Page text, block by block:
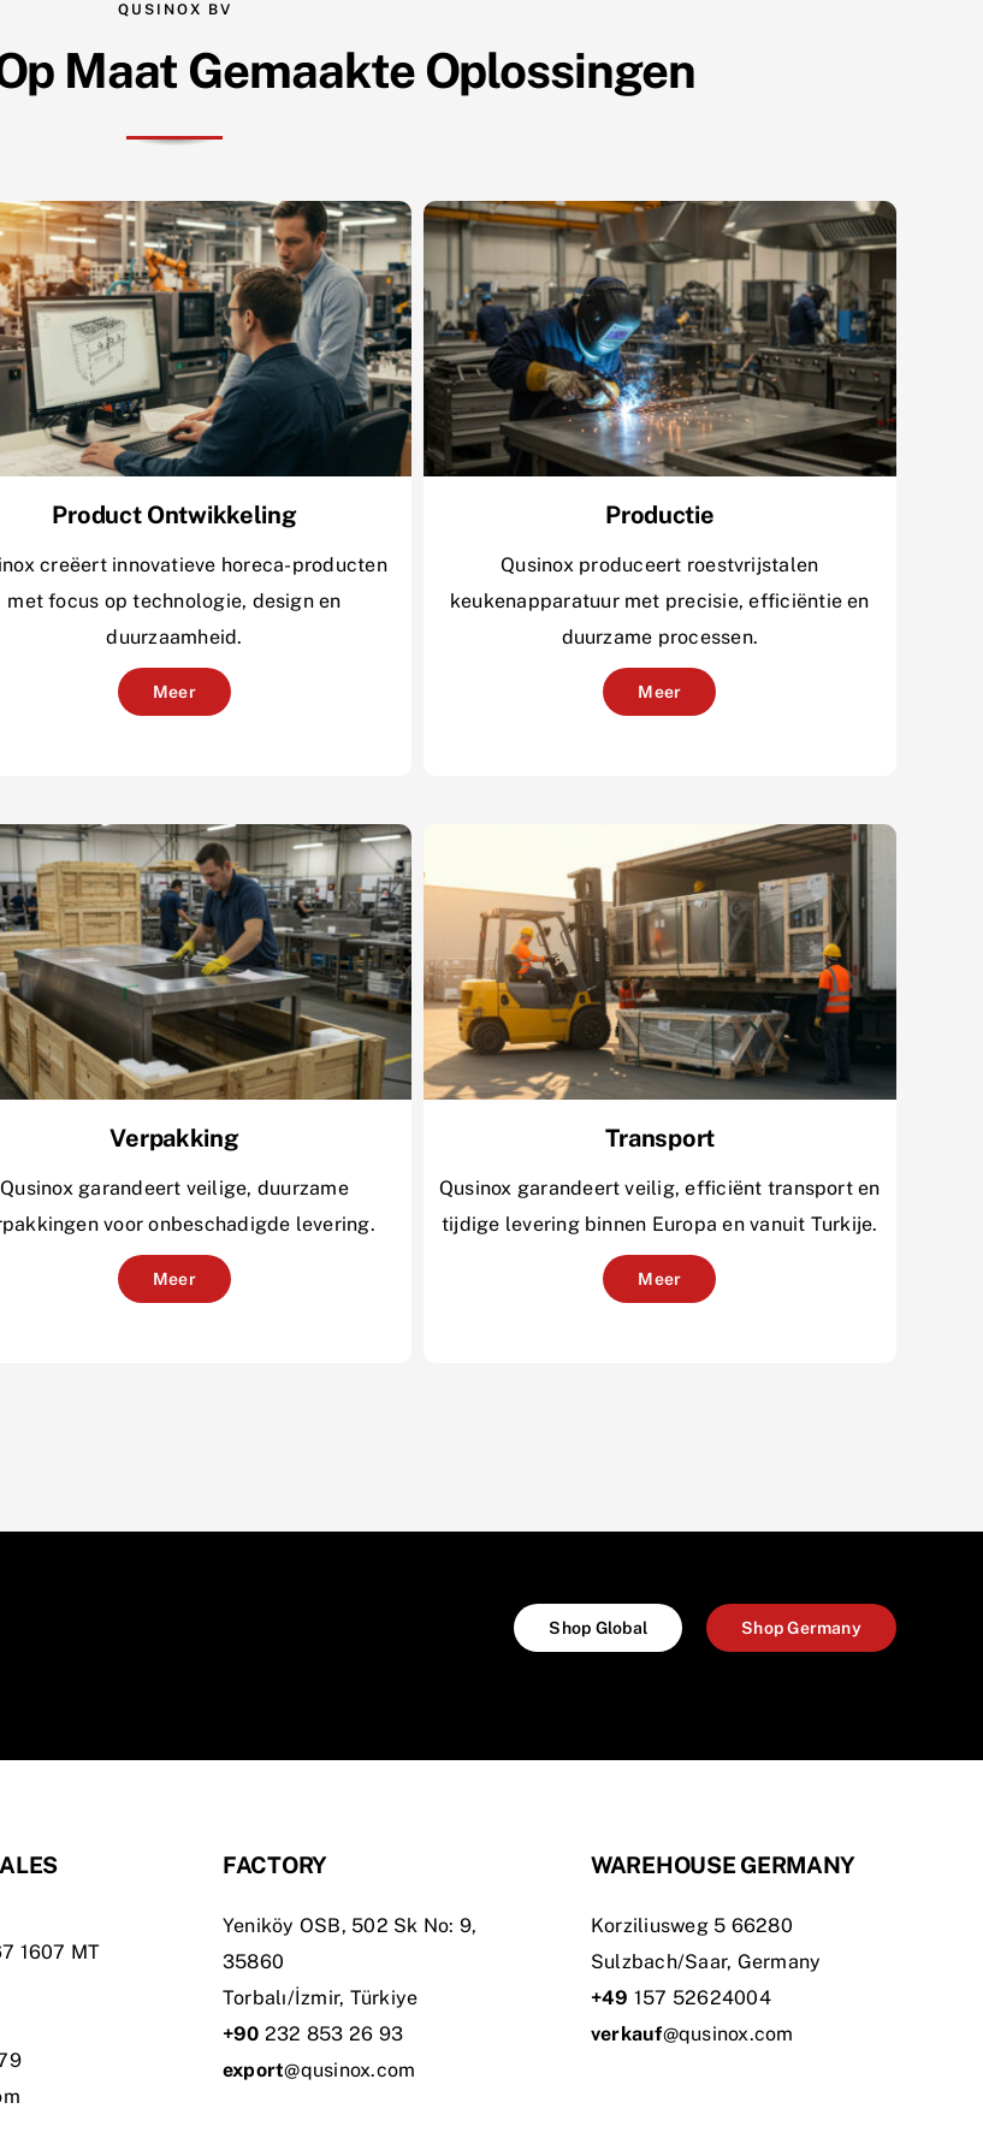
QUSINOX BV
Maat Gemaakte Oplossingen
Product Ontwikkeling
creëert innovatieve horeca-producten
met focus op technologie, design en
duurzaamheid.
Meer
Productie
Qusinox produceert roestvrijstalen
keukenapparatuur met precisie, efficiëntie en
duurzame processen.
Meer
Verpakking
Qusinox garandeert veilige, duurzame
voor onbeschadigde levering.
Meer
Transport
Qusinox garandeert veilig, efficiënt transport en
tijdige levering binnen Europa en vanuit Turkije.
Meer
Shop Global Shop Germany
1607 MT
FACTORY
Yeniköy OSB, 502 Sk No: 9,
35860
Torbalı/İzmir, Türkiye
+90 232 853 26 93
export@qusinox.com
WAREHOUSE GERMANY
Korziliusweg 5 66280
Sulzbach/Saar, Germany
+49 157 52624004
verkauf@qusinox.com